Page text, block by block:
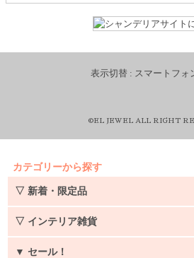
表示切替 : スマートフォ
©EL JEWEL ALL RIGHT
カテゴリーから探す
▽ 新着・限定品
▽ インテリア雑貨
▼ セール！